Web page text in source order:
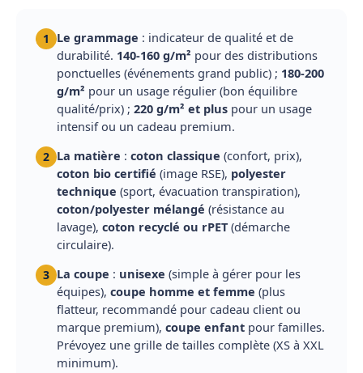
1 Le grammage : indicateur de qualité et de
durabilité. 140-160 g/m² pour des distributions
ponctuelles (événements grand public) ; 180-200
g/m² pour un usage régulier (bon équilibre
qualité/prix) ; 220 g/m² et plus pour un usage
intensif ou un cadeau premium.
2 La matière : coton classique (confort, prix),
coton bio certifié (image RSE), polyester
technique (sport, évacuation transpiration),
coton/polyester mélangé (résistance au
lavage), coton recyclé ou rPET(démarche
circulaire).
3 La coupe : unisexe (simple à gérer pour les
équipes), coupe homme et femme (plus
flatteur, recommandé pour cadeau client ou
marque premium), coupe enfant pour familles.
Prévoyez une grille de tailles complète (XS à XXL
minimum).